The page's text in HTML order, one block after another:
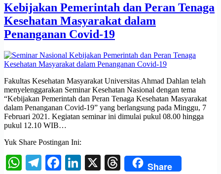
Kebijakan Pemerintah dan Peran Tenaga
Kesehatan Masyarakat dalam
Penanganan Covid-19
Fakultas Kesehatan Masyarakat Universitas Ahmad Dahlan telah
menyelenggarakan Seminar Kesehatan Nasional dengan tema
“Kebijakan Pemerintah dan Peran Tenaga Kesehatan Masyarakat
dalam Penanganan Covid-19” yang berlangsung pada Minggu, 7
Februari 2021. Kegiatan seminar ini dimulai pukul 08.00 hingga
pukul 12.10 WIB…
Yuk Share Postingan Ini:
WhatsApp
Telegram
Facebook
LinkedIn
X Threads
Share